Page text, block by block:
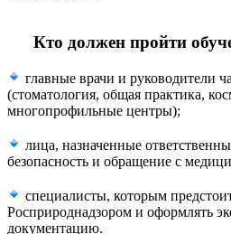
Кто должен пройти
главные врачи и руководители
(стоматология, общая практика,
многопрофильные центры);
лица, назначенные
безопасность и обращение с
специалисты, которым
Росприроднадзором и оформлять
документацию.